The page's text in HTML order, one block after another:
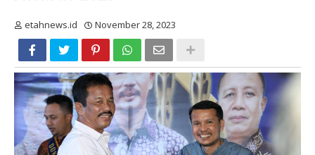
etahnews.id November 28, 2023